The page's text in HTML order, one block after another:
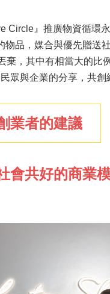
Circle』推廣物資循環
品，媒合與優先贈送
，其中有相當大的比
眾與企業的分享，共創
業者的建議
共好的商業